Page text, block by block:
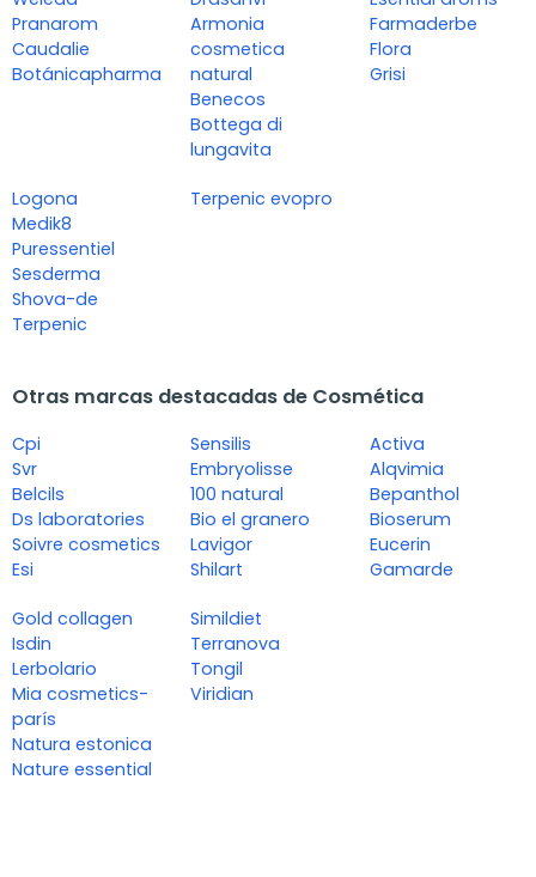
Pranarom
Caudalie
Botánicapharma
Armonia
cosmetica
natural
Benecos
Bottega di
lungavita
Farmaderbe
Flora
Grisi
Logona
Medik8
Puressentiel
Sesderma
Shova-de
Terpenic
Terpenic evopro
Otras marcas destacadas de Cosmética
Cpi
Svr
Belcils
Ds laboratories
Soivre cosmetics
Esi
Sensilis
Embryolisse
100 natural
Bio el granero
Lavigor
Shilart
Activa
Alqvimia
Bepanthol
Bioserum
Eucerin
Gamarde
Gold collagen
Isdin
Lerbolario
Mia cosmetics-
parís
Natura estonica
Nature essential
Simildiet
Terranova
Tongil
Viridian